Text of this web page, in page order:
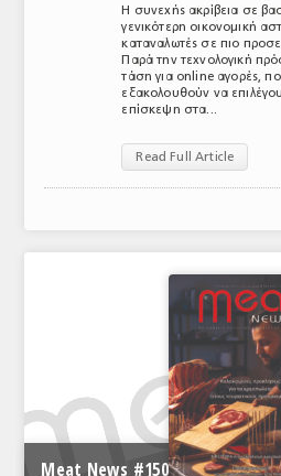
ΕΥΡΩΠΑΪΚΕΣ ΑΠΟΦΑΣΕΙΣ
ΕΞΟΠΛΙΣΜΟΣ
ΥΠΗΡΕΣΙΕΣ
Η συνεχής ακρίβεια σε
γενικότερη οικονομική
καταναλωτές σε πιο
Παρά την τεχνολογική
τάση για online αγορές,
εξακολουθούν να
επίσκεψη στα...
Read Full Article
Meat News #150